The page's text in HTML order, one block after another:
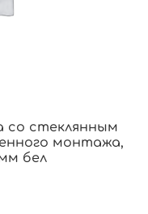
со стеклянным
монтажа,
бел